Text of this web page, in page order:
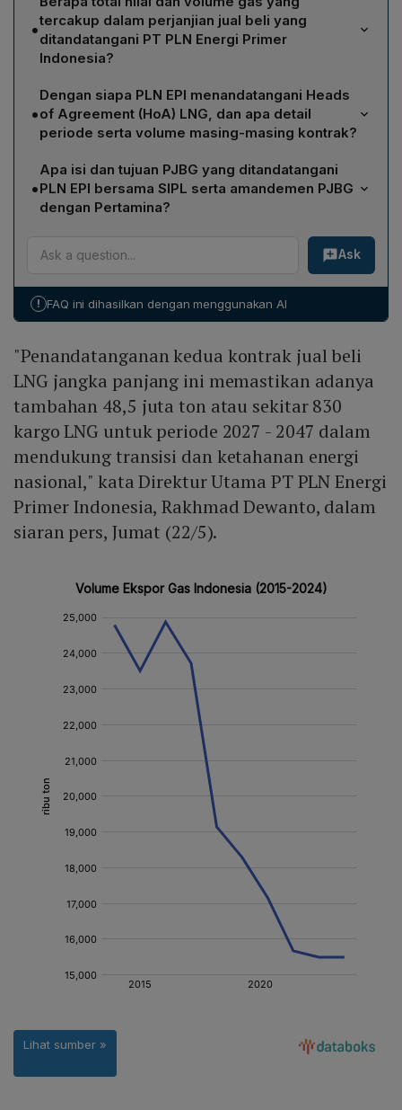
•tercakup dalam perjanjian jual beli yang
ditandatangani PT PLN Energi Primer
Indonesia?
Nilai total perjanjian gas mencapai Rp 360 triliun
dengan volume tambahan sebesar 48,5 juta ton atau
sekitar 830 kargo LNG untuk periode 2027–2047.
•
Dengan siapa PLN EPI menandatangani Heads
of Agreement (HoA) LNG, dan apa detail
periode serta volume masing-masing kontrak?
PLN EPI menandatangani HoA LNG dengan South Hub
LNG untuk periode 2027–2037 dengan volume 11 MT
atau sekitar 190 kargo LNG, serta dengan Masela PSC
untuk kontrak 15 tahun sejak COD sekitar 2032 dengan
•
Apa isi dan tujuan PJBG yang ditandatangani
PLN EPI bersama SIPL serta amandemen PJBG
dengan Pertamina?
PJBG dengan Saka Indonesia Pangkah Limited (SIPL)
mengatur suplai gas 7‑10 MMSCFD ke PLTGU Gresik
untuk 2026‑2029. Amandemen PJBG dengan PT
ESDM bagi PLTGU Tanjung Batu dan Bontang tanpa
pasokan energi primer yang berkelanjutan.
Ask
! FAQ ini dihasilkan dengan menggunakan AI
"Penandatanganan kedua kontrak jual beli
LNG jangka panjang ini memastikan adanya
tambahan 48,5 juta ton atau sekitar 830
kargo LNG untuk periode 2027 - 2047 dalam
mendukung transisi dan ketahanan energi
nasional," kata Direktur Utama PT PLN Energi
Primer Indonesia, Rakhmad Dewanto, dalam
siaran pers, Jumat (22/5).